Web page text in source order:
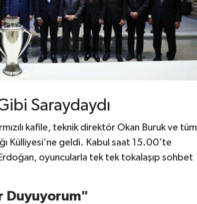
Saraydaydı
kafile, teknik direktör Okan Buruk ve tüm
Külliyesi'ne geldi. Kabul saat 15.00'te
oyuncularla tek tek tokalaşıp sohbet
Duyuyorum"